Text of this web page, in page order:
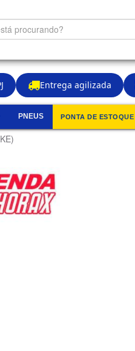
Entrega agilizada
PNEUS PONTA DE ESTOQUE